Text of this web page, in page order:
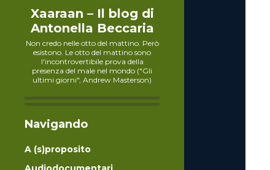
Xaaraan – Il blog di
Antonella Beccaria
Non credo nelle otto del mattino. Però
esistono. Le otto del mattino sono
l'incontrovertibile prova della
presenza del male nel mondo ("Gli
ultimi giorni", Andrew Masterson)
Navigando
A (s)proposito